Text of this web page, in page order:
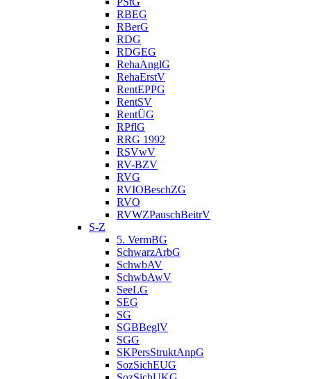
RBEG
RBerG
RDG
RDGEG
RehaAnglG
RehaErstV
RentEPPG
RentSV
RentÜG
RPflG
RRG 1992
RSVwV
RV-BZV
RVG
RVIOBeschZG
RVO
RVWZPauschBeitrV
S-Z
5. VermBG
SchwarzArbG
SchwbAV
SchwbAwV
SeeLG
SEG
SG
SGBBeglV
SGG
SKPersStruktAnpG
SozSichEUG